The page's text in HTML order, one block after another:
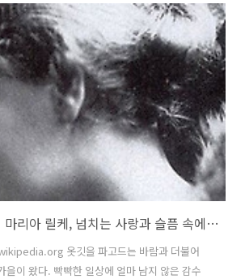
이도 있다. 이즈미는 주문한 음식 외에는 특별
은 어느 메뉴든지 코스별로 다양하게 즐길 수
초밥이 전문이지만 참치도 굉장히 맛있어서, 그
하지 못했기 때문에 이번에는 참치회로 주문을
치는 가장 저렴한 ‘기본 참치회’로 했다. ..
[테마 피플] 라이너 마리아 릴케, 넘치는 사랑과 슬픔 속에 살다 간 시인
옷깃을 파고드는 바람과 더불어
을이 왔다. 빡빡한 일상에 얼마 남지 않은 감수